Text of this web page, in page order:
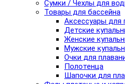
Сумки / Чехлы для
Товары для бассейна
Аксессуары для
Детские
Женские
Мужские
Очки для
Полотенца
Шапочки для